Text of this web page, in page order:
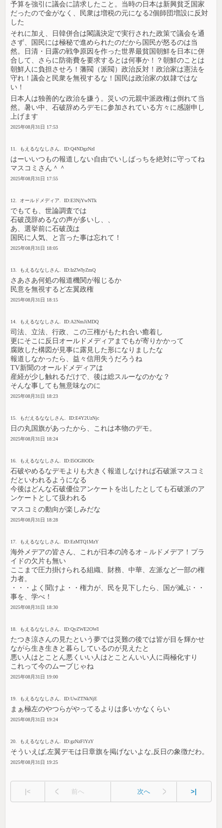
予算を強引に議会に請求したこと。当時の日本は新興貧乏国家
だったので金がなく、民衆は増税の元になる2個師団増設に反対
した
それに加え、日韓併合は閣議決定で実行された政策で議会を通
さず、国民には極秘で進められたのだから国民が怒るのは当
然。日清・日露の戦争原因を作った世界最貧国朝鮮を日本に併
合して、さらに防衛費を要求するとは何事か！？朝鮮のことは
朝鮮人に負担させろ！藩閥（派閥）政治反対！政治家は憲法を
守れ！議会と民衆を無視するな！国民は政治家の奴隷ではな
い！
日本人は独善的な政治を嫌う。災いの元親中派政権は倒れて当
然。暑い中、石破辞めろデモに参加されている方々に感謝申し
上げます
2025年08月31日 17:53
11. もえるななしさん. ID:Q4NDgzNzI
はーいいつもの報道しない自由でいしばっちを絶対に守ってね
マスコミさん＾＾
2025年08月31日 17:55
12. オールドメディア. ID:E3NjYwNTk
でもても、世論調査では
石破茂辞めるなの声が多いし、、
あ、選挙前に石破茂は
国民に人気、と言った事は忘れて！
2025年08月31日 18:05
13. もえるななしさん. ID:IzZWIyZmQ
さあさあ何処の報道機関が報じるか
民意を無視するど左翼政権
2025年08月31日 18:15
14. もえるななしさん. ID:A2NmJiMDQ
司法、立法、行政、この三権がもたれ合い癒着し
更にそこに反日オールドメディアまでもが寄りかかって
腐敗した構図が見事に露見した形になりましたな
報道しなかったら、益々信用失うだろうね
TV新聞のオールドメディアは
産経が少し触れるだけで、後は総スルーなのかな？
そんな事しても無意味なのに
2025年08月31日 18:23
15. もだえるななしさん. ID:E4Y2UzNjc
日の丸国旗があったから、これは本物のデモ。
2025年08月31日 18:24
16. もえるななしさん. ID:I5OGI0ODc
石破やめるなデモよりも大きく報道しなければ石破派マスコミ
だといわれるようになる
今後はどんな石破優位アンケートを出したとしても石破派のア
ンケートとして扱われる
マスコミの動向が楽しみだな
2025年08月31日 18:28
17. もえるななしさん. ID:EzMTQ1MzY
海外メデアの皆さん、これが日本の誇るオ－ルドメデア！プラ
イドの欠片も無い
ここまで圧力掛けられる組織、財務、中華、左派など一部の権
力者。
・・・よく聞けよ・・権力が、民を見下したら、国が滅ぶ・・
事を、学べ！
2025年08月31日 18:30
18. もえるななしさん. ID:QyZWE2OWI
たつき涼さんの見たという夢では災難の後では皆が目を輝かせ
ながら生き生きと暮らしているのが見えたと
悪い人はとことん悪くいい人はとことんいい人に両極化すり
これって今のムーブじゃね
2025年08月31日 19:00
19. もえるななしさん. ID:UwZTNkNjE
まぁ極左のやつらがやってるよりは多いかなくらい
2025年08月31日 19:24
20. もえるななしさん. ID:gzNzFlYzY
そういえば,左翼デモは日章旗を掲げないよな,反日の象徴だわ。
2025年08月31日 19:25
|< 前へ 次へ >|